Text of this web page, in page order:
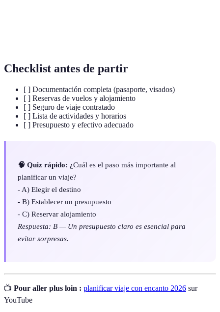
Checklist antes de partir
[ ] Documentación completa (pasaporte, visados)
[ ] Reservas de vuelos y alojamiento
[ ] Seguro de viaje contratado
[ ] Lista de actividades y horarios
[ ] Presupuesto y efectivo adecuado
🧠 Quiz rápido: ¿Cuál es el paso más importante al
planificar un viaje?
- A) Elegir el destino
- B) Establecer un presupuesto
- C) Reservar alojamiento
Respuesta: B — Un presupuesto claro es esencial para
evitar sorpresas.
📺 Pour aller plus loin : planificar viaje con encanto 2026 sur
YouTube